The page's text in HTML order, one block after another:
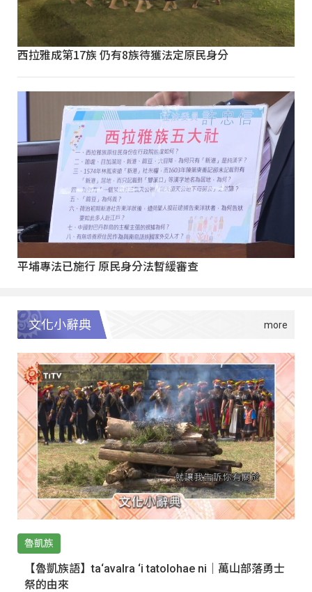
西拉雅成第17族 仍有8族待獲法定原民身分
平埔專法已施行 原民身分法暫緩審查
文化小辭典
魯凱族
【魯凱族語】ta‘avalra ‘i tatolohae ni｜萬山部落勇士
祭的由來